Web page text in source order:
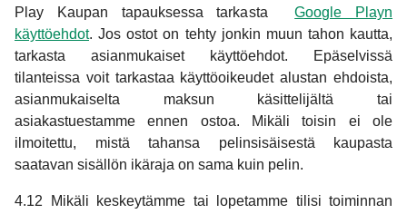
Play Kaupan tapauksessa tarkastaGoogle Playn
käyttöehdot. Jos ostot on tehty jonkin muun tahon kautta,
tarkasta asianmukaiset käyttöehdot. Epäselvissä
tilanteissa voit tarkastaa käyttöoikeudet alustan ehdoista,
asianmukaiselta maksun käsittelijältä tai
asiakastuestamme ennen ostoa. Mikäli toisin ei ole
ilmoitettu, mistä tahansa pelinsisäisestä kaupasta
saatavan sisällön ikäraja on sama kuin pelin.
4.12 Mikäli keskeytämme tai lopetamme tilisi toiminnan